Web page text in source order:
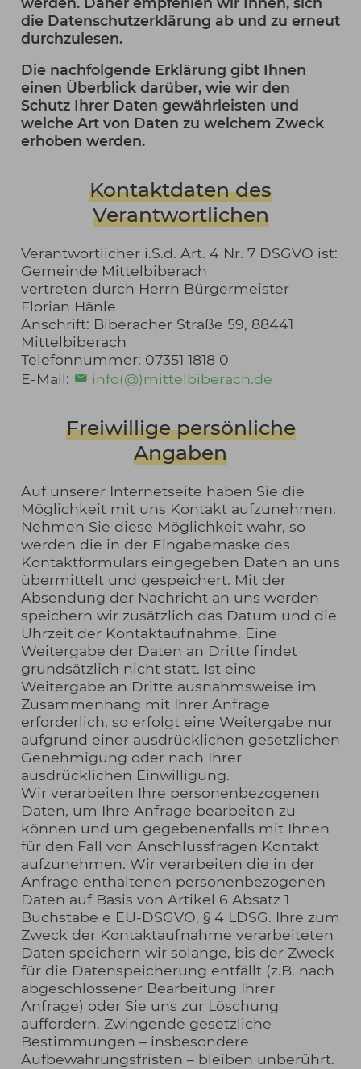
die Datenschutzerklärung ab und zu erneut
durchzulesen.
Die nachfolgende Erklärung gibt Ihnen
einen Überblick darüber, wie wir den
Schutz Ihrer Daten gewährleisten und
welche Art von Daten zu welchem Zweck
erhoben werden.
Kontaktdaten des
Verantwortlichen
Verantwortlicher i.S.d. Art. 4 Nr. 7 DSGVO ist:
Gemeinde Mittelbiberach
vertreten durch Herrn Bürgermeister
Florian Hänle
Anschrift: Biberacher Straße 59, 88441
Mittelbiberach
Telefonnummer: 07351 1818 0
E-Mail:
info(@)mittelbiberach.de
Freiwillige persönliche
Angaben
Auf unserer Internetseite haben Sie die
Möglichkeit mit uns Kontakt aufzunehmen.
Nehmen Sie diese Möglichkeit wahr, so
werden die in der Eingabemaske des
Kontaktformulars eingegeben Daten an uns
übermittelt und gespeichert. Mit der
Absendung der Nachricht an uns werden
speichern wir zusätzlich das Datum und die
Uhrzeit der Kontaktaufnahme. Eine
Weitergabe der Daten an Dritte findet
grundsätzlich nicht statt. Ist eine
Weitergabe an Dritte ausnahmsweise im
Zusammenhang mit Ihrer Anfrage
erforderlich, so erfolgt eine Weitergabe nur
aufgrund einer ausdrücklichen gesetzlichen
Genehmigung oder nach Ihrer
ausdrücklichen Einwilligung.
Wir verarbeiten Ihre personenbezogenen
Daten, um Ihre Anfrage bearbeiten zu
können und um gegebenenfalls mit Ihnen
für den Fall von Anschlussfragen Kontakt
aufzunehmen. Wir verarbeiten die in der
Anfrage enthaltenen personenbezogenen
Daten auf Basis von Artikel 6 Absatz 1
Buchstabe e EU-DSGVO, § 4 LDSG. Ihre zum
Zweck der Kontaktaufnahme verarbeiteten
Daten speichern wir solange, bis der Zweck
für die Datenspeicherung entfällt (z.B. nach
abgeschlossener Bearbeitung Ihrer
Anfrage) oder Sie uns zur Löschung
auffordern. Zwingende gesetzliche
Bestimmungen – insbesondere
Aufbewahrungsfristen – bleiben unberührt.